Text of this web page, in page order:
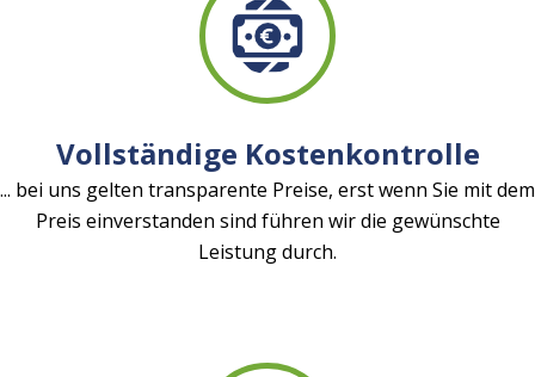
Vollständige Kostenkontrolle
... bei uns gelten transparente Preise, erst wenn Sie mit dem
Preis einverstanden sind führen wir die gewünschte
Leistung durch.